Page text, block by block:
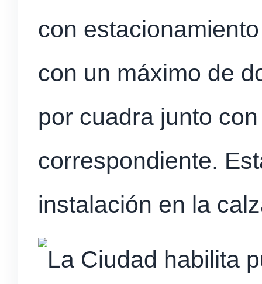
con
con un máximo de
por cuadra junto
correspondiente.
instalación en la